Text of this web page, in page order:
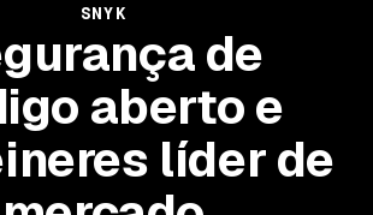
SNYK
de
aberto e
líder de